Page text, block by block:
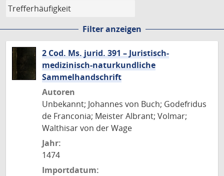
Filter anzeigen
2 Cod. Ms. jurid. 391 – Juristisch-
medizinisch-naturkundliche
Sammelhandschrift
Autoren
Unbekannt; Johannes von Buch; Godefridus
de Franconia; Meister Albrant; Volmar;
Walthisar von der Wage
Jahr:
1474
Importdatum: